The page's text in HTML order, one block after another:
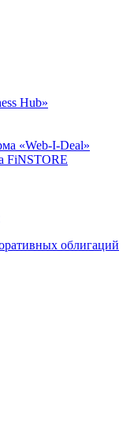
Hub»
«Web-I-Deal»
FiNSTORE
облигаций